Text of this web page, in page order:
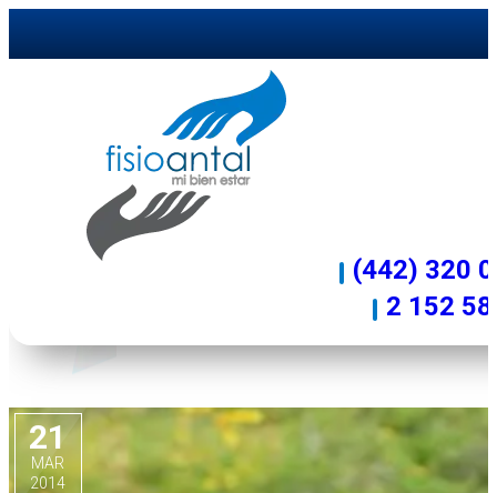
(442) 320
2 152
LOS PROBLEMAS DE
21
MAR
2014